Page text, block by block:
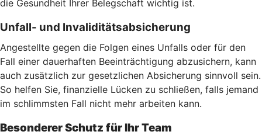
die Gesundheit Ihrer Belegschaft wichtig ist.
Unfall- und Invaliditätsabsicherung
Angestellte gegen die Folgen eines Unfalls oder für den
Fall einer dauerhaften Beeinträchtigung abzusichern, kann
auch zusätzlich zur gesetzlichen Absicherung sinnvoll sein.
So helfen Sie, finanzielle Lücken zu schließen, falls jemand
im schlimmsten Fall nicht mehr arbeiten kann.
Besonderer Schutz für Ihr Team